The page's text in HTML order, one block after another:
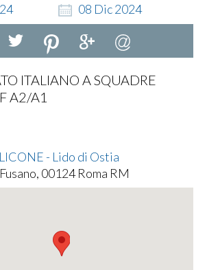
08 Dic2024
ITALIANO A SQUADRE
A2/A1
- Lido di Ostia
00124 Roma RM